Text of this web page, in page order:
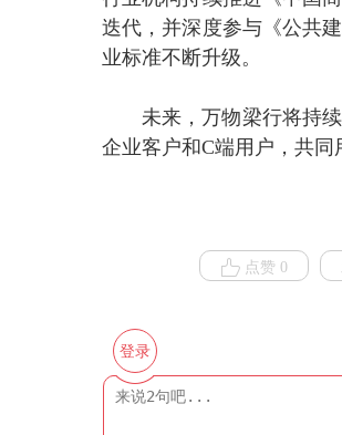
迭代，并深度参与《公共
业标准不断升级。
未来，万物梁行将持
企业客户和C端用户，共同
点赞 0
登录